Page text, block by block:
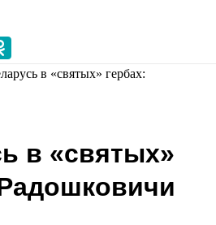
в «святых» гербах:
в «святых»